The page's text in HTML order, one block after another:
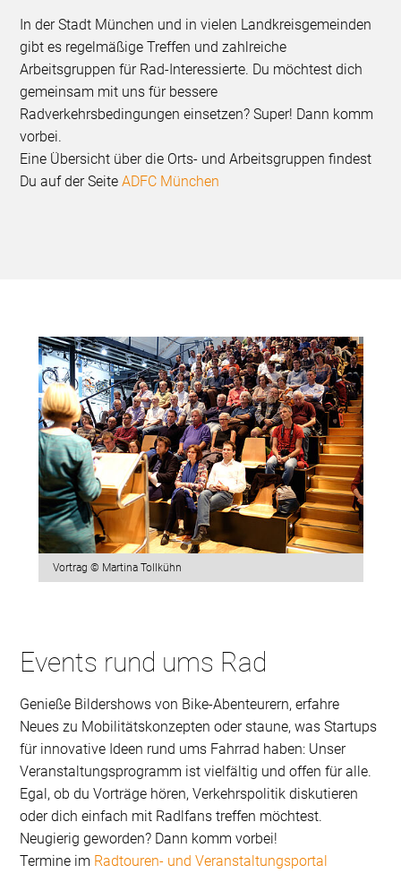
In der Stadt München und in vielen Landkreisgemeinden
gibt es regelmäßige Treffen und zahlreiche
Arbeitsgruppen für Rad-Interessierte. Du möchtest dich
gemeinsam mit uns für bessere
Radverkehrsbedingungen einsetzen? Super! Dann komm
vorbei.
Eine Übersicht über die Orts- und Arbeitsgruppen findest
Du auf der SeiteADFC München
Vortrag © Martina Tollkühn
Events rund ums Rad
Genieße Bildershows von Bike-Abenteurern, erfahre
Neues zu Mobilitätskonzepten oder staune, was Startups
für innovative Ideen rund ums Fahrrad haben: Unser
Veranstaltungsprogramm ist vielfältig und offen für alle.
Egal, ob du Vorträge hören, Verkehrspolitik diskutieren
oder dich einfach mit Radlfans treffen möchtest.
Neugierig geworden? Dann komm vorbei!
Termine im Radtouren- und Veranstaltungsportal